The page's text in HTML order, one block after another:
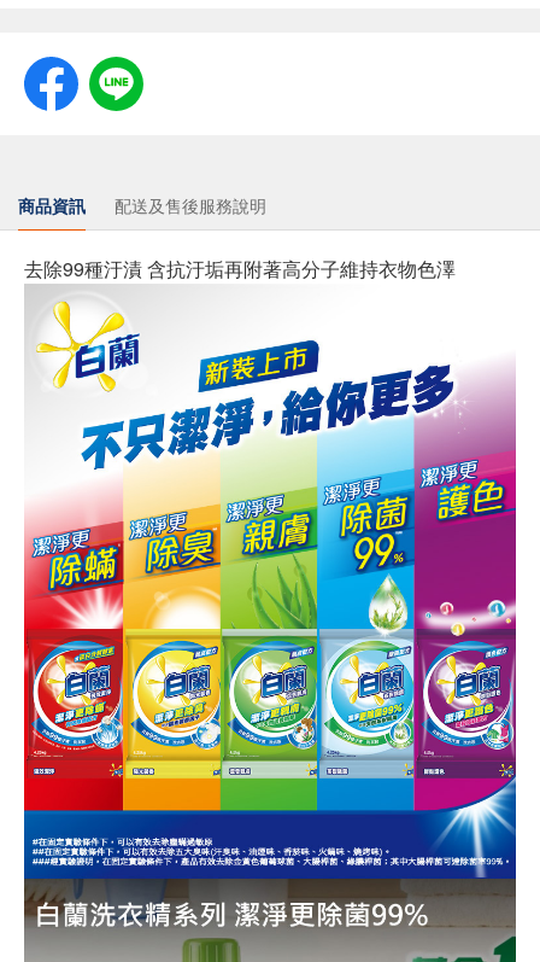
商品資訊 配送及售後服務說明
去除99種汙漬 含抗汙垢再附著高分子維持衣物色澤